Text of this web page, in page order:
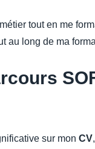
tout en me
au long de ma
sur mon CV